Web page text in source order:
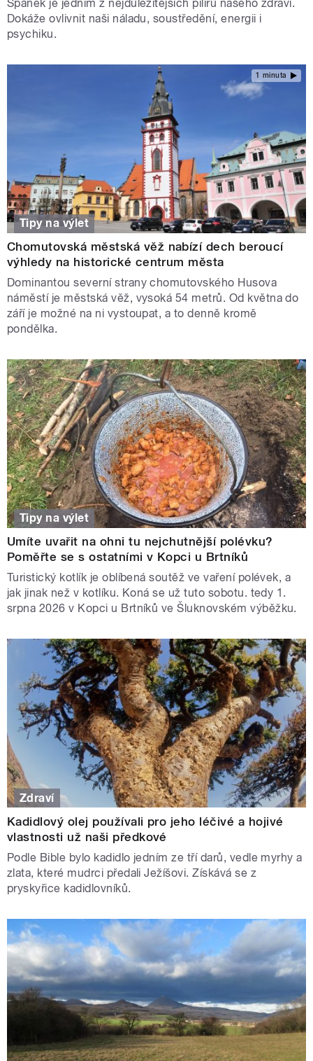
Spánek je jedním z nejdůležitějších pilířů našeho zdraví.
Dokáže ovlivnit naši náladu, soustředění, energii i
psychiku.
1 minuta
Tipy na výlet
Chomutovská městská věž nabízí dech beroucí
výhledy na historické centrum města
Dominantou severní strany chomutovského Husova
náměstí je městská věž, vysoká 54 metrů. Od května do
září je možné na ni vystoupat, a to denně kromě
pondělka.
Tipy na výlet
Umíte uvařit na ohni tu nejchutnější polévku?
Poměřte se s ostatními v Kopci u Brtníků
Turistický kotlík je oblíbená soutěž ve vaření polévek, a
jak jinak než v kotlíku. Koná se už tuto sobotu. tedy 1.
srpna 2026 v Kopci u Brtníků ve Šluknovském výběžku.
Zdraví
Kadidlový olej používali pro jeho léčivé a hojivé
vlastnosti už naši předkové
Podle Bible bylo kadidlo jedním ze tří darů, vedle myrhy a
zlata, které mudrci předali Ježíšovi. Získává se z
pryskyřice kadidlovníků.